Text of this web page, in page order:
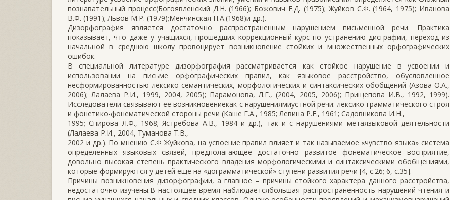
познавательный процесс(Богоявленский Д.Н. (1966); Божович Е.Д. (1975); Жуйков С.Ф. (1964, 1975); Иванова
В.Ф. (1991); Львов М.Р. (1979);Менчинская Н.А.(1968)и др.).
Дизорфография является достаточно распространенным нарушением письменной речи. Практика
показывает, что даже у учащихся, прошедших коррекционный курс по устранению дисграфии, переход из
начальной в среднюю школу провоцирует возникновение стойких и множественных орфографических
ошибок.
В специальной литературе дизорфография рассматривается как стойкое нарушение в усвоении и
использовании на письме орфографических правил, как языковое расстройство, обусловленное
несформированностью лексико-семантических, морфологических и синтаксических обобщений (Азова О.А.,
2006); Лалаева Р.И., 1999, 2004, 2005); Парамонова, Л.Г., (2004, 2005, 2006); Прищепова И.В., 1992, 1999).
Исследователи связывают её возникновениекак с нарушениямиустной речи: лексико-грамматического строя
и фонетико-фонематической стороны речи (Каше Г.А., 1985; Левина Р.Е., 1961; Садовникова И.Н.,
1995; Спирова Л.Ф., 1968; Ястребова А.В., 1984 и др.), так и с нарушениями метаязыковой деятельности
(Лалаева Р.И., 2004, Туманова Т.В.,
2002 и др.). По мнению С.Ф Жуйкова, на усвоение правил влияет и так называемое «чувство языка» система
определённых языковых связей, предполагающее достаточно развитое фонематическое восприятие,
довольно высокая степень практического владения морфологическими и синтаксическими обобщениями,
которые формируются у детей ещё на «дограмматической» ступени развития речи [4, с.26; 6, c.35].
Причины возникновения дизорфографии, а главное – причины стойкого характера данного расстройства,
недостаточно изучены.В настоящее время наблюдаетсябольшая распространённость нарушений чтения и